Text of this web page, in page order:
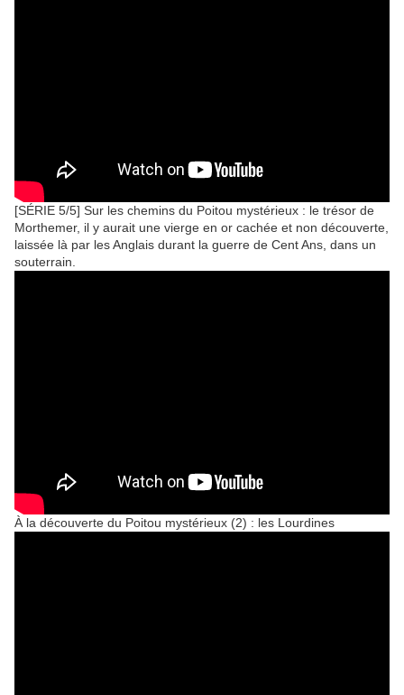
[SÉRIE 5/5] Sur les chemins du Poitou mystérieux : le trésor de
Morthemer, il y aurait une vierge en or cachée et non découverte,
laissée là par les Anglais durant la guerre de Cent Ans, dans un
souterrain.
À la découverte du Poitou mystérieux (2) : les Lourdines